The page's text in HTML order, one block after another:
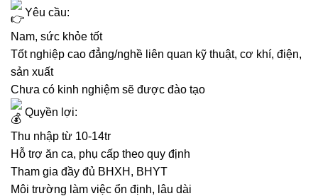
Yêu cầu:
Nam, sức khỏe tốt
Tốt nghiệp cao đẳng/nghề liên quan kỹ thuật, cơ khí, điện,
sản xuất
Chưa có kinh nghiệm sẽ được đào tạo
Quyền lợi:
Thu nhập từ 10-14tr
Hỗ trợ ăn ca, phụ cấp theo quy định
Tham gia đầy đủ BHXH, BHYT
Môi trường làm việc ổn định, lâu dài